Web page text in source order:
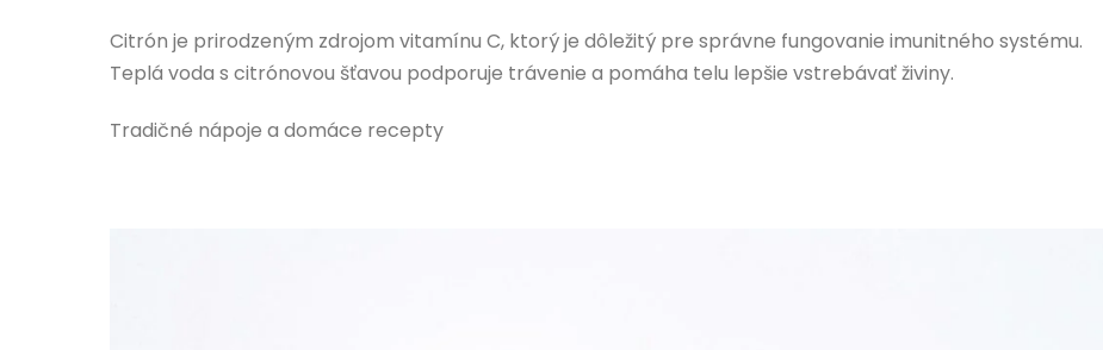
Citrón je prirodzeným zdrojom vitamínu C, ktorý je dôležitý pre správne fungovanie imunitného systému.
Teplá voda s citrónovou šťavou podporuje trávenie a pomáha telu lepšie vstrebávať živiny.
Tradičné nápoje a domáce recepty